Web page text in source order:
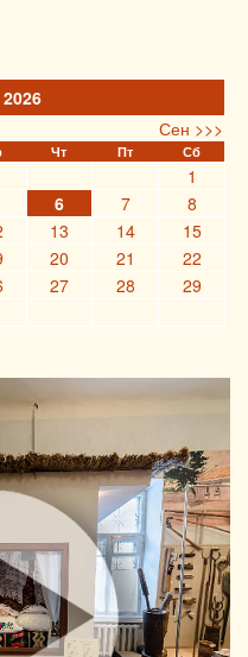
Сен >>>
Чт Пт Сб
1
6 7
8
13 14
15
20 21
22
27 28
29